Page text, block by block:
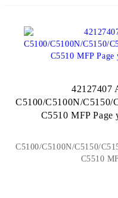
42127407
C5100/C5100N/C5150/
C5510 MFP Page
C5100/C5100N/C5150/
C5510